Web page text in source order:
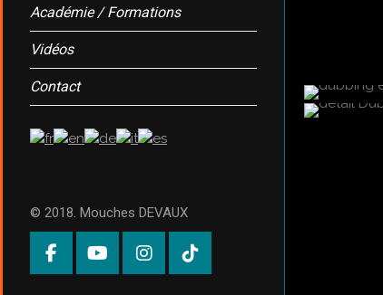
Académie / Formations
Vidéos
Contact
© 2018. Mouches DEVAUX